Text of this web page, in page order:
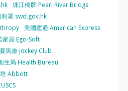
珠江橋牌 Pearl River Bridge
利署 swd.gov.hk
美國運通 American Express
家居 Ego-Soft
賽馬會 Jockey Club
生局 Health Bureau
Abbott